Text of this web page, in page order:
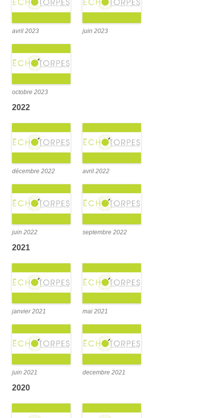
avril 2023 juin 2023
octobre 2023
2022
décembre 2022 avril 2022
juin 2022 septembre 2022
2021
janvier 2021 mai 2021
juin 2021 decembre 2021
2020